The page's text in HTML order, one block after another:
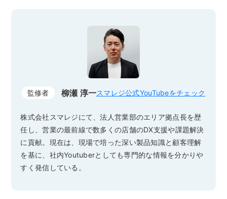
監修者 柳瀬 淳一スマレジ公式YouTubeをチェック
株式会社スマレジにて、法人営業部のエリア拠点長を歴
任し、営業の最前線で数多くの店舗のDX支援や課題解決
に貢献。現在は、現場で培った深い製品知識と顧客理解
を基に、社内Youtuberとしても専門的な情報を分かりや
すく発信している。